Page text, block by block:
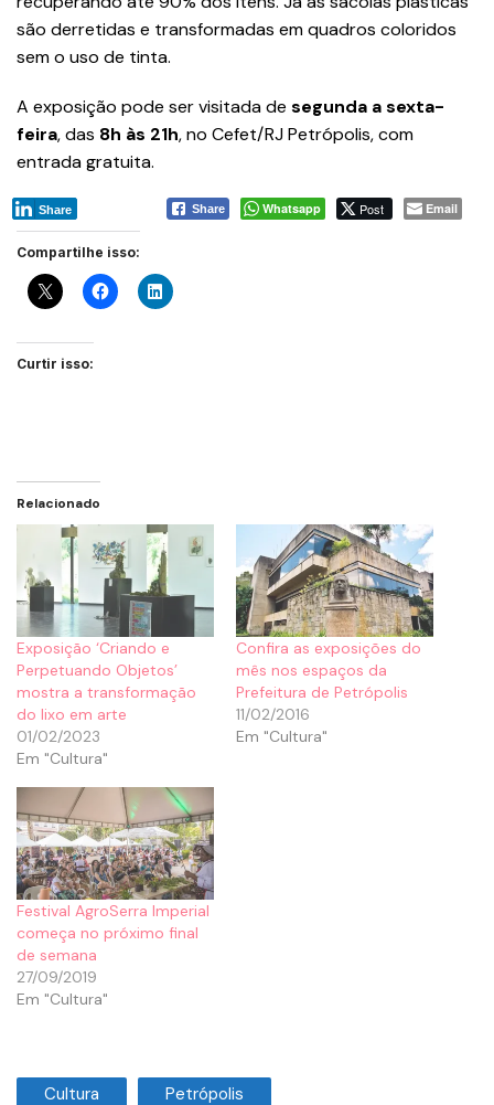
são derretidas e transformadas em quadros coloridos
sem o uso de tinta.
A exposição pode ser visitada de segunda a sexta-
feira, das 8h às 21h, no Cefet/RJ Petrópolis, com
entrada gratuita.
Share Whatsapp Post Email
Share
Compartilhe isso:
Curtir isso:
Relacionado
Exposição ‘Criando e
Perpetuando Objetos’
mostra a transformação
do lixo em arte
01/02/2023
Em "Cultura"
Confira as exposições do
mês nos espaços da
Prefeitura de Petrópolis
11/02/2016
Em "Cultura"
Festival AgroSerra Imperial
começa no próximo final
de semana
27/09/2019
Em "Cultura"
Cultura Petrópolis